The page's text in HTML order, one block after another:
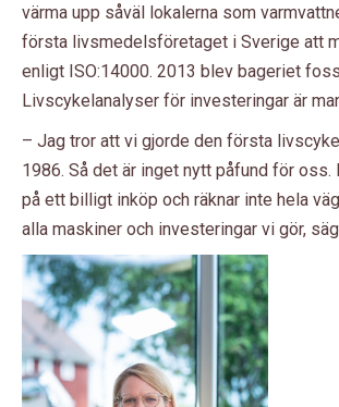
värma upp såväl lokalerna som
första livsmedelsföretaget i Sverige att
enligt ISO:14000. 2013 blev bageriet
Livscykelanalyser för investeringar är
– Jag tror att vi gjorde den första
1986. Så det är inget nytt påfund för oss.
på ett billigt inköp och räknar inte hela
alla maskiner och investeringar vi gör,